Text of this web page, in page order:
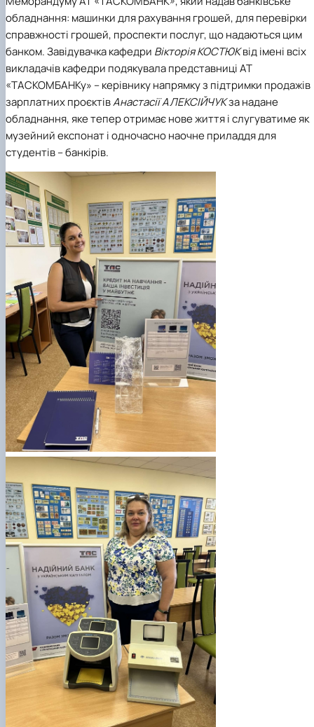
обладнання: машинки для рахування грошей, для перевірки
справжності грошей, проспекти послуг, що надаються цим
банком. Завідувачка кафедри Вікторія КОСТЮКвід імені всіх
викладачів кафедри подякувала представниці АТ
«ТАСКОМБАНКу» – керівнику напрямку з підтримки продажів
зарплатних проєктівАнастасії АЛЕКСІЙЧУКза надане
обладнання, яке тепер отримає нове життя і слугуватиме як
музейний експонат і одночасно наочне приладдя для
студентів – банкірів.